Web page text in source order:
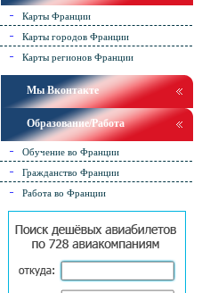
Карты Франции
Карты городов Франции
Карты регионов Франции
Мы Вконтакте
Образование/Работа
Обучение во Франции
Гражданство Франции
Работа во Франции